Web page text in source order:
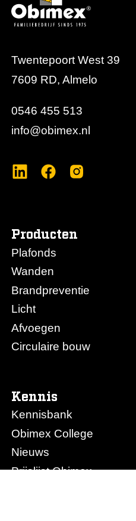
Twentepoort West 39
7609 RD, Almelo
0546 455 513
info@obimex.nl
Producten
Plafonds
Wanden
Brandpreventie
Licht
Afvoegen
Circulaire bouw
Kennis
Kennisbank
Obimex College
Nieuws
Prijslijst Obimex